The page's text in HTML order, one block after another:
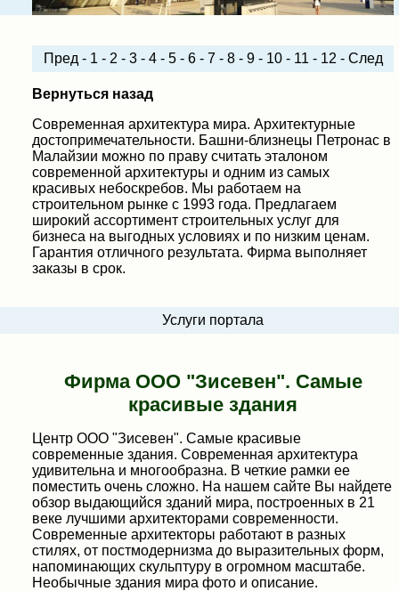
Пред - 1 - 2 - 3- 4- 5- 6- 7- 8- 9- 10- 11 - 12 - След
Вернуться назад
Современная архитектура мира. Архитектурные
достопримечательности. Башни-близнецы Петронас в
Малайзии можно по праву считать эталоном
современной архитектуры и одним из самых
красивых небоскребов. Мы работаем на
строительном рынке с 1993 года. Предлагаем
широкий ассортимент строительных услуг для
бизнеса на выгодных условиях и по низким ценам.
Гарантия отличного результата. Фирма выполняет
заказы в срок.
Услуги портала
Фирма ООО "Зисевен". Самые
красивые здания
Центр ООО "Зисевен". Самые красивые
современные здания. Современная архитектура
удивительна и многообразна. В четкие рамки ее
поместить очень сложно. На нашем сайте Вы найдете
обзор выдающийся зданий мира, построенных в 21
веке лучшими архитекторами современности.
Современные архитекторы работают в разных
стилях, от постмодернизма до выразительных форм,
напоминающих скульптуру в огромном масштабе.
Необычные здания мира фото и описание.